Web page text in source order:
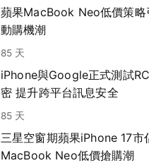
蘋果MacBook Neo低價策略
動購機潮
85 天
iPhone與Google正式測試
密 提升跨平台訊息安全
85 天
三星空窗期蘋果iPhone 17市
MacBook Neo低價搶購潮